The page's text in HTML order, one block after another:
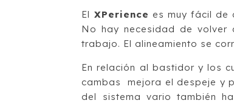
El XPerience es muy fácil de
No hay necesidad de volver
trabajo. El alineamiento se
En relación al bastidor y los
cambas mejora el despeje y
del sistema vario también